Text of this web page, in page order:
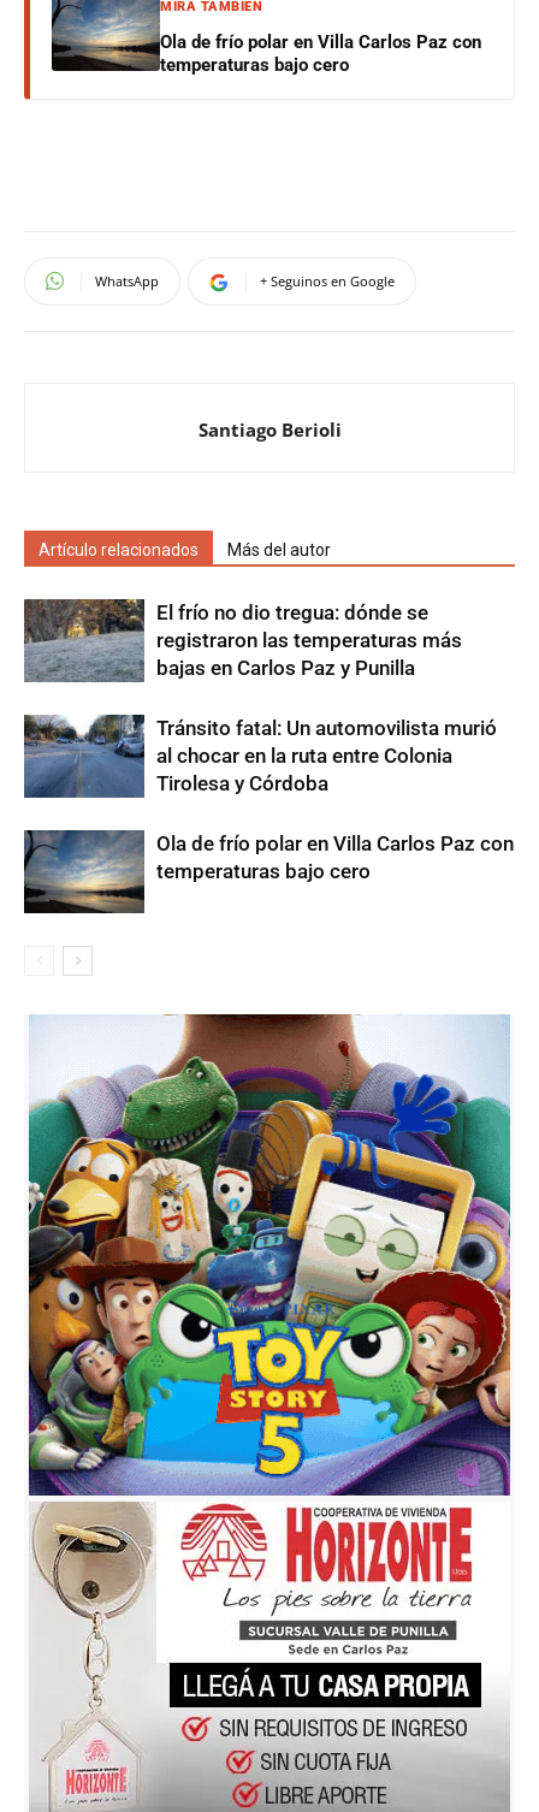
MIRÁ TAMBIÉN
Ola de frío polar en Villa Carlos Paz con
temperaturas bajo cero
WhatsApp + Seguinos en Google
Santiago Berioli
Artículo relacionados Más del autor
El frío no dio tregua: dónde se
registraron las temperaturas más
bajas en Carlos Paz y Punilla
Tránsito fatal: Un automovilista murió
al chocar en la ruta entre Colonia
Tirolesa y Córdoba
Ola de frío polar en Villa Carlos Paz con
temperaturas bajo cero